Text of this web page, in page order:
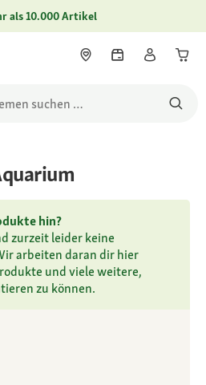
als 10.000 Artikel
hin?
zurzeit leider keine
arbeiten daran dir hier
und viele weitere,
zu können.